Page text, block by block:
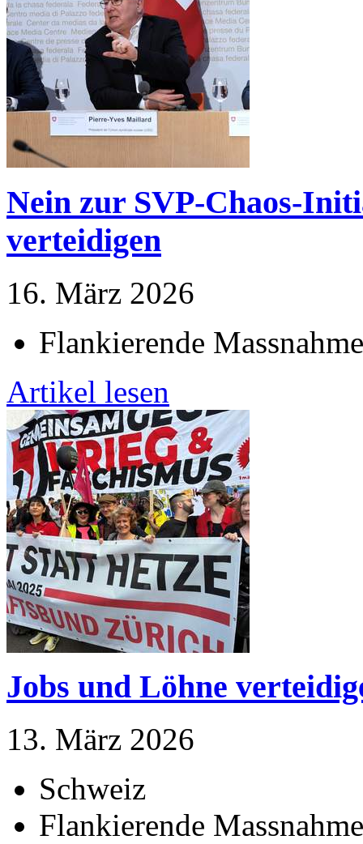
Nein zur SVP-Chaos-
verteidigen
16. März 2026
Flankierende
Artikel lesen
Jobs und Löhne
13. März 2026
Schweiz
Flankierende